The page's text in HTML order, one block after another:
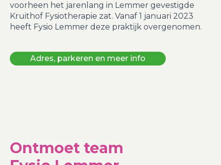
voorheen het jarenlang in Lemmer gevestigde
Kruithof Fysiotherapie zat. Vanaf 1 januari 2023
heeft Fysio Lemmer deze praktijk overgenomen.
Adres, parkeren en meer info
Ontmoet team